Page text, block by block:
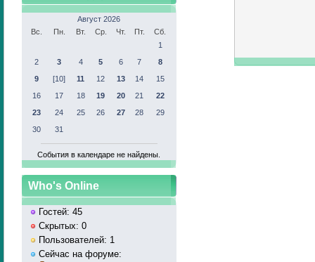
Август 2026
Вс.
Пн. Вт. Ср. Чт. Пт.
Сб.
1
2
3 4 5 6 7
8
9
[10] 11 12 13 14
15
16
17 18 19 20 21
22
23
24 25 26 27 28
29
30
31
События в календаре не найдены.
Who's Online
Гостей: 45
Скрытых: 0
Пользователей: 1
Сейчас на форуме: